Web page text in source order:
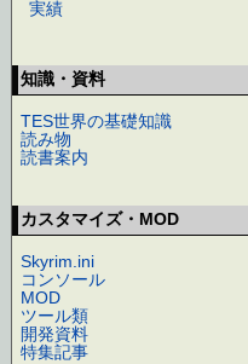
実績
知識・資料
TES世界の基礎知識
読み物
読書案内
カスタマイズ・MOD
Skyrim.ini
コンソール
MOD
ツール類
開発資料
特集記事